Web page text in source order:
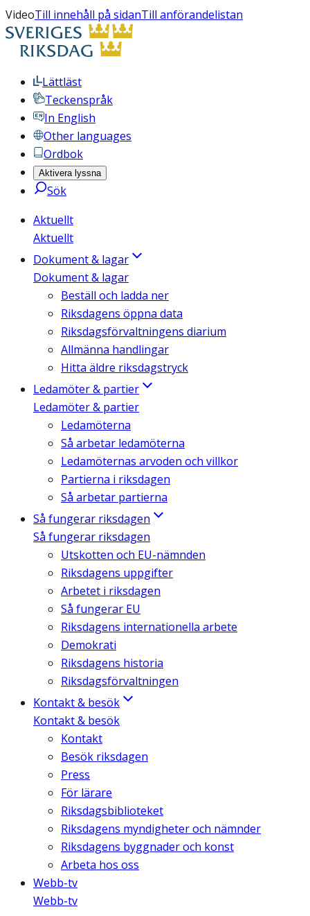
VideoTill innehåll på sidanTill anförandelistan
Lättläst
Teckenspråk
In English
Other languages
Ordbok
Aktivera lyssna
Sök
Aktuellt
Aktuellt
Dokument & lagar
Dokument & lagar
Beställ och ladda ner
Riksdagens öppna data
Riksdagsförvaltningens diarium
Allmänna handlingar
Hitta äldre riksdagstryck
Ledamöter & partier
Ledamöter & partier
Ledamöterna
Så arbetar ledamöterna
Ledamöternas arvoden och villkor
Partierna i riksdagen
Så arbetar partierna
Så fungerar riksdagen
Så fungerar riksdagen
Utskotten och EU-nämnden
Riksdagens uppgifter
Arbetet i riksdagen
Så fungerar EU
Riksdagens internationella arbete
Demokrati
Riksdagens historia
Riksdagsförvaltningen
Kontakt & besök
Kontakt & besök
Kontakt
Besök riksdagen
Press
För lärare
Riksdagsbiblioteket
Riksdagens myndigheter och nämnder
Riksdagens byggnader och konst
Arbeta hos oss
Webb-tv
Webb-tv